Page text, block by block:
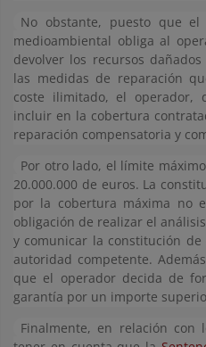
No obstante, puesto que el
medioambiental obliga al
devolver los recursos
las medidas de reparación
coste ilimitado, el operador,
incluir en la cobertura
reparación compensatoria y
Por otro lado, el límite
20.000.000 de euros. La
por la cobertura máxima no
obligación de realizar el
y comunicar la constitución
autoridad competente.
que el operador decida de
garantía por un importe
Finalmente, en relación con